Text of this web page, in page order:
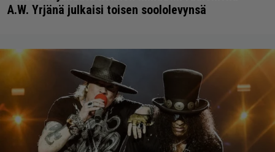
A.W. Yrjänä julkaisi toisen soololevynsä